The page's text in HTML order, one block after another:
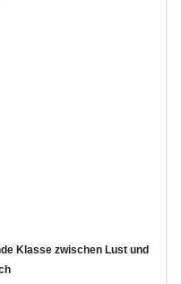
Klasse zwischen Lust und